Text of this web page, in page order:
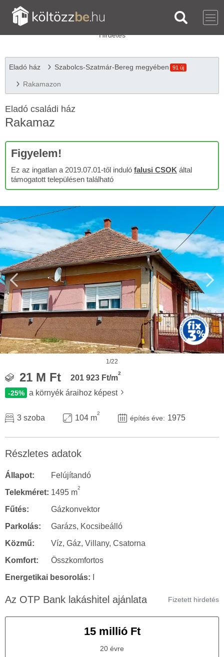
Eladó ház Szabolcs-Szatmár-Bereg megyében 91 új
Rakamazon
Eladó családi ház
Rakamaz
Figyelem!
Ez az ingatlan a 2019.07.01-től induló falusi CSOK által
támogatott településen található
1/22
21 M Ft 201 923 Ft/m
2
-25% a környék áraihoz képest
3 szoba 104 m
2
építés éve: 1975
Részletes adatok
Állapot:
Felújítandó
Telekméret: 1495 m
2
Fűtés:
Gázkonvektor
Parkolás:
Garázs, Kocsibeálló
Közmű:
Víz, Gáz, Villany, Csatorna
Komfort:
Összkomfortos
Energetikai besorolás:
Az OTP Bank lakáshitel ajánlata Fizetett hirdetés
15 millió Ft
20 évre